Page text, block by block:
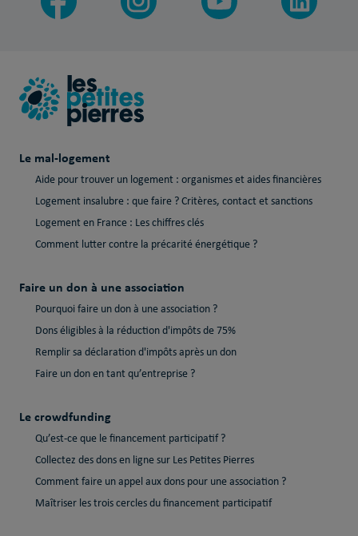
Le mal-logement
Aide pour trouver un logement : organismes et aides financières
Logement insalubre : que faire ? Critères, contact et sanctions
Logement en France : Les chiffres clés
Comment lutter contre la précarité énergétique ?
Faire un don à une association
Pourquoi faire un don à une association ?
Dons éligibles à la réduction d'impôts de 75%
Remplir sa déclaration d'impôts après un don
Faire un don en tant qu’entreprise ?
Le crowdfunding
Qu’est-ce que le financement participatif ?
Collectez des dons en ligne sur Les Petites Pierres
Comment faire un appel aux dons pour une association ?
Maîtriser les trois cercles du financement participatif